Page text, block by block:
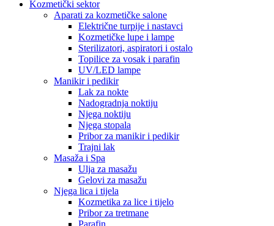
Kozmetički sektor
Aparati za kozmetičke salone
Električne turpije i nastavci
Kozmetičke lupe i lampe
Sterilizatori, aspiratori i ostalo
Topilice za vosak i parafin
UV/LED lampe
Manikir i pedikir
Lak za nokte
Nadogradnja noktiju
Njega noktiju
Njega stopala
Pribor za manikir i pedikir
Trajni lak
Masaža i Spa
Ulja za masažu
Gelovi za masažu
Njega lica i tijela
Kozmetika za lice i tijelo
Pribor za tretmane